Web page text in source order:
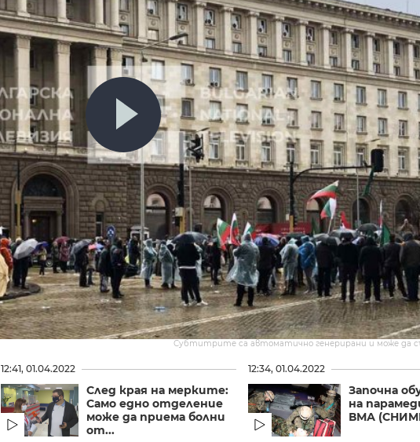
Субтитрите са автоматично генерирани и може да
12:41, 01.04.2022
След края на мерките:
Само едно отделение
може да приема болни
от...
12:34, 01.04.2022
Започна
на
ВМА